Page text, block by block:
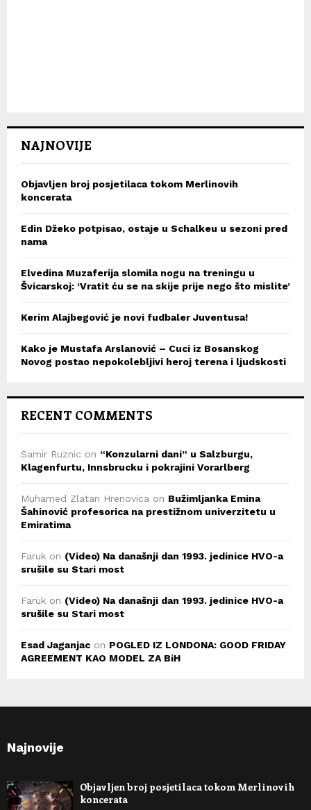
NAJNOVIJE
Objavljen broj posjetilaca tokom Merlinovih
koncerata
Edin Džeko potpisao, ostaje u Schalkeu u sezoni pred
nama
Elvedina Muzaferija slomila nogu na treningu u
Švicarskoj: ‘Vratit ću se na skije prije nego što mislite’
Kerim Alajbegović je novi fudbaler Juventusa!
Kako je Mustafa Arslanović – Cuci iz Bosanskog
Novog postao nepokolebljivi heroj terena i ljudskosti
RECENT COMMENTS
Samir Ruznic on “Konzularni dani” u Salzburgu,
Klagenfurtu, Innsbrucku i pokrajini Vorarlberg
Muhamed Zlatan Hrenovica on Bužimljanka Emina
Šahinović profesorica na prestižnom univerzitetu u
Emiratima
Faruk on (Video) Na današnji dan 1993. jedinice HVO-a
srušile su Stari most
Faruk on (Video) Na današnji dan 1993. jedinice HVO-a
srušile su Stari most
Esad Jaganjac on POGLED IZ LONDONA: GOOD FRIDAY
AGREEMENT KAO MODEL ZA BiH
Najnovije
Objavljen broj posjetilaca tokom Merlinovih
koncerata